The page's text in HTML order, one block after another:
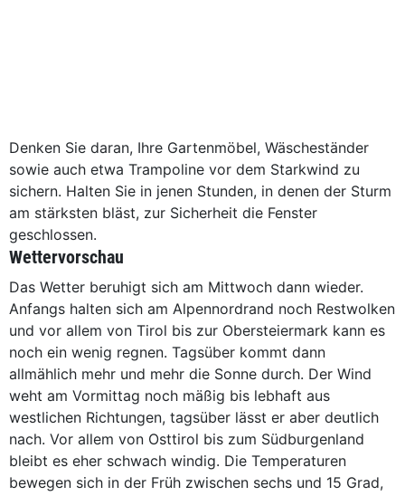
Denken Sie daran, Ihre Gartenmöbel, Wäscheständer
sowie auch etwa Trampoline vor dem Starkwind zu
sichern. Halten Sie in jenen Stunden, in denen der Sturm
am stärksten bläst, zur Sicherheit die Fenster
geschlossen.
Wettervorschau
Das Wetter beruhigt sich am Mittwoch dann wieder.
Anfangs halten sich am Alpennordrand noch Restwolken
und vor allem von Tirol bis zur Obersteiermark kann es
noch ein wenig regnen. Tagsüber kommt dann
allmählich mehr und mehr die Sonne durch. Der Wind
weht am Vormittag noch mäßig bis lebhaft aus
westlichen Richtungen, tagsüber lässt er aber deutlich
nach. Vor allem von Osttirol bis zum Südburgenland
bleibt es eher schwach windig. Die Temperaturen
bewegen sich in der Früh zwischen sechs und 15 Grad,